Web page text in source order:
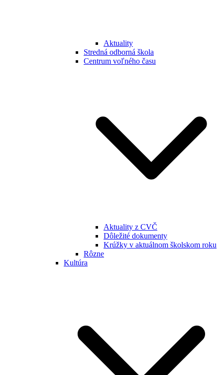
Aktuality
Stredná odborná škola
Centrum voľného času
Aktuality z CVČ
Dôležité dokumenty
Krúžky v aktuálnom školskom roku
Rôzne
Kultúra